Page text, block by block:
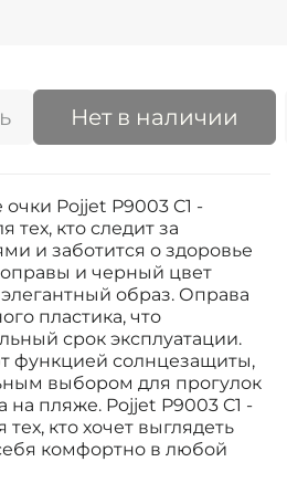
Нет в наличии
Pojjet P9003 C1 -
кто следит за
и заботится о здоровье
оправы и черный цвет
образ. Оправа
пластика, что
срок эксплуатации.
функцией солнцезащиты,
выбором для прогулок
на пляже. Pojjet P9003 C1 -
кто хочет выглядеть
комфортно в любой